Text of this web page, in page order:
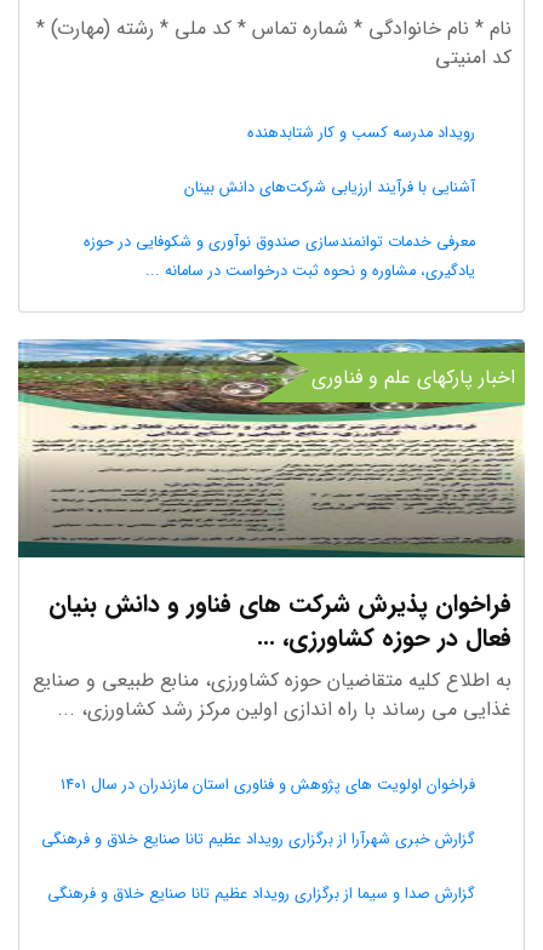
نام * نام خانوادگی * شماره تماس * کد ملی * رشته (مهارت) *
کد امنیتی
رویداد مدرسه کسب و کار شتابدهنده
آشنایی با فرآیند ارزیابی شرکت‌های دانش بینان
معرفی خدمات توانمندسازی صندوق نوآوری و شکوفایی در حوزه
یادگیری، مشاوره و نحوه ثبت درخواست در سامانه ...
اخبار پارکهای علم و فناوری
فراخوان پذیرش شرکت های فناور و دانش بنیان
فعال در حوزه کشاورزی، ...
به اطلاع کلیه متقاضیان حوزه کشاورزی، منابع طبیعی و صنایع
غذایی می رساند با راه اندازی اولین مرکز رشد کشاورزی، ...
فراخوان اولویت های پژوهش و فناوری استان مازندران در سال ۱۴۰۱
گزارش خبری شهرآرا از برگزاری رویداد عظیم تانا صنایع خلاق و فرهنگی
گزارش صدا و سیما از برگزاری رویداد عظیم تانا صنایع خلاق و فرهنگی